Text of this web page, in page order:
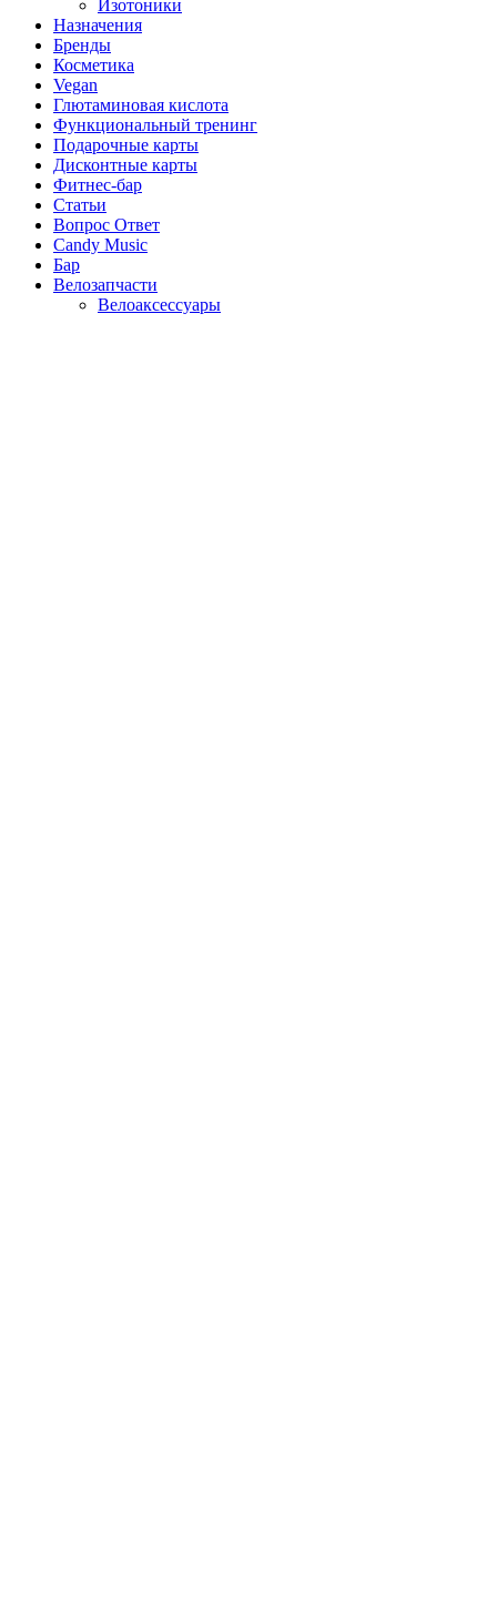
Изотоники
Назначения
Бренды
Косметика
Vegan
Глютаминовая кислота
Функциональный тренинг
Подарочные карты
Дисконтные карты
Фитнес-бар
Статьи
Вопрос Ответ
Candy Music
Бар
Велозапчасти
Велоаксессуары